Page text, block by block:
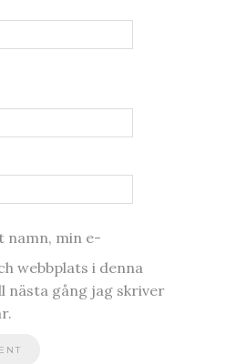
namn, min e-
webbplats i denna
nästa gång jag skriver